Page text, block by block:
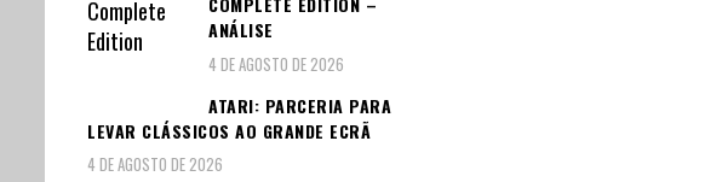
ANÁLISE
4 DE AGOSTO DE 2026
ATARI: PARCERIA PARA
LEVAR CLÁSSICOS AO GRANDE ECRÃ
4 DE AGOSTO DE 2026